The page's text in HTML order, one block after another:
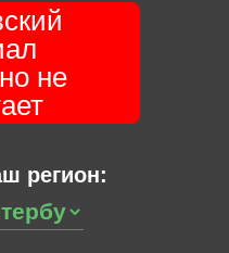
не
регион: